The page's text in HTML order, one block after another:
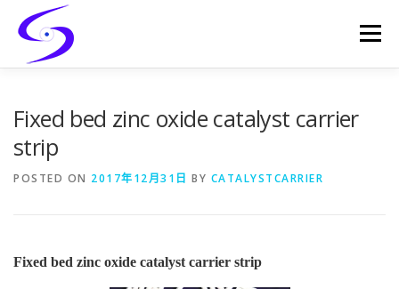
content
Menu
Fixed bed zinc oxide catalyst carrier
strip
POSTED ON 2017年12月31日 BY CATALYSTCARRIER
Fixed bed zinc oxide catalyst carrier strip